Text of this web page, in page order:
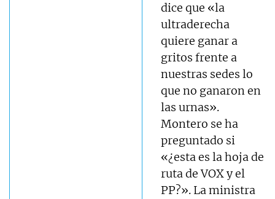
dice que «la
ultraderecha
quiere ganar a
gritos frente a
nuestras sedes lo
que no ganaron en
las urnas».
Montero se ha
preguntado si
«¿esta es la hoja de
ruta de VOX y el
PP?». La ministra